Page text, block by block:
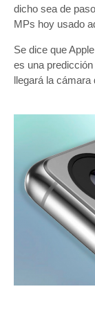
dicho sea de
MPs hoy usado
Se dice que
es una
llegará la cámara